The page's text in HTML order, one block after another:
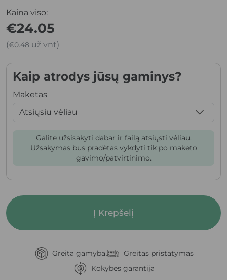
Kaina viso:
€24.05
(€0.48 už vnt)
Kaip atrodys jūsų gaminys?
Maketas
Galite užsisakyti dabar ir failą atsiųsti vėliau.
Užsakymas bus pradėtas vykdyti tik po maketo
gavimo/patvirtinimo.
Į Krepšelį
Greita gamyba
Greitas pristatymas
Kokybės garantija